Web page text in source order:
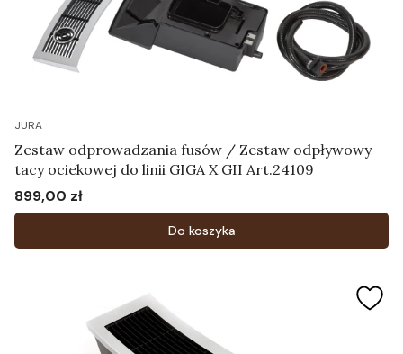
JURA
Zestaw odprowadzania fusów / Zestaw odpływowy
tacy ociekowej do linii GIGA X GII Art.24109
Cena
899,00 zł
Do koszyka